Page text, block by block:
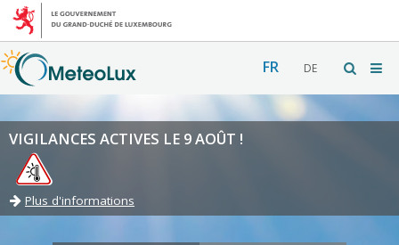
FR DE
VIGILANCES ACTIVES LE 9 AOÛT !
Plus d'informations